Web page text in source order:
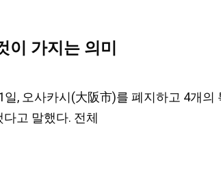
이 가지는 의미
, 오사카시(大阪市)를 폐지하고 4개의
고 말했다. 전체